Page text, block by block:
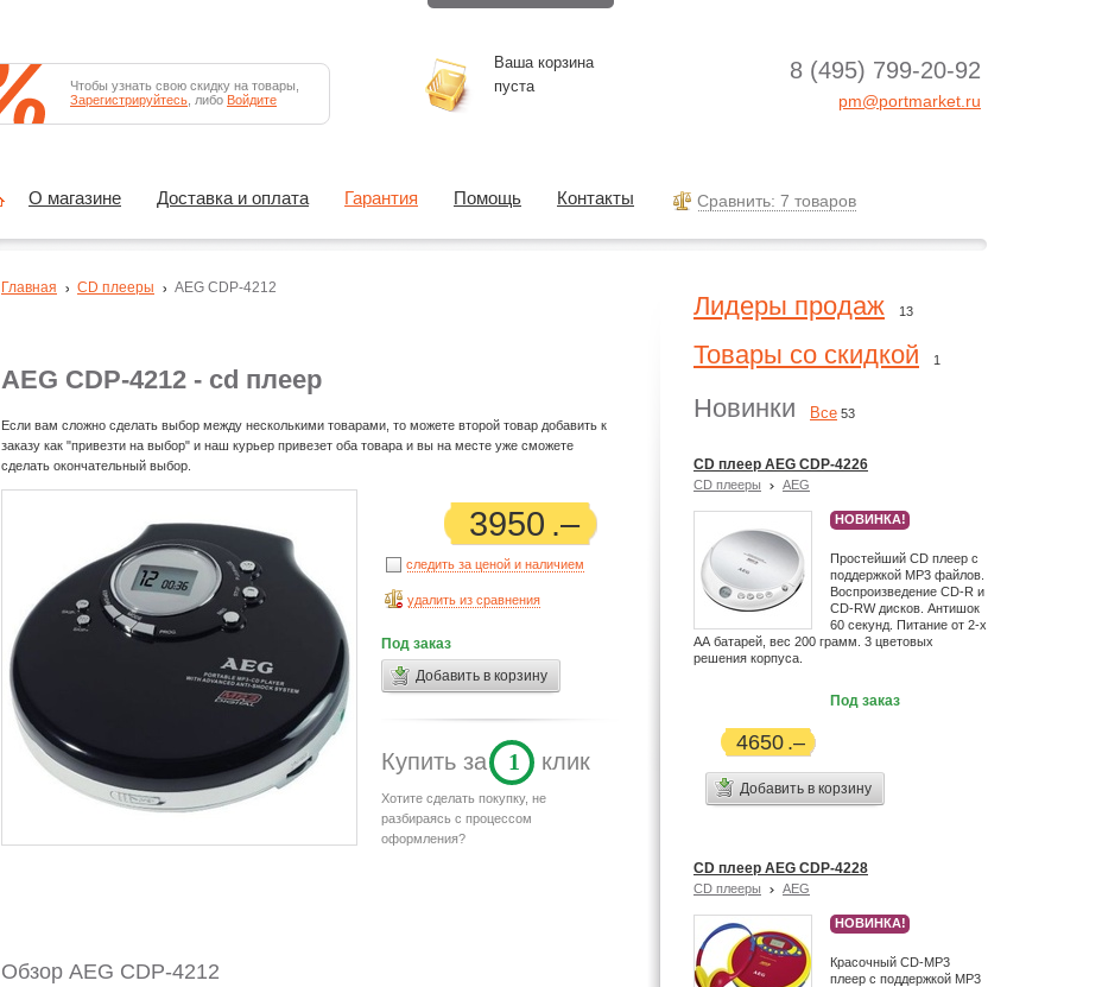
AEG CDP-4212 - cd плеер
Если вам сложно сделать выбор между несколькими товарами, то можете второй товар добавить к
заказу как "привезти на выбор" и наш курьер привезет оба товара и вы на месте уже сможете
сделать окончательный выбор.
3950
следить за ценой и наличием
удалить из сравнения
Под заказ
Добавить в корзину
Купить за 1 клик
Хотите сделать покупку, не
разбираясь с процессом
оформления?
Обзор AEG CDP-4212
Главная CD плееры AEG CDP-4212
Лидеры продаж 13
Товары со скидкой 1
Новинки Все 53
CD плеер AEG CDP-4226
CD плееры AEG
НОВИНКА!
Простейший CD плеер с
поддержкой MP3 файлов.
Воспроизведение CD-R и
CD-RW дисков. Антишок
60 секунд. Питание от 2-х
АА батарей, вес 200 грамм. 3 цветовых
решения корпуса.
Под заказ
4650
Добавить в корзину
CD плеер AEG CDP-4228
CD плееры AEG
НОВИНКА!
Красочный CD-MP3
плеер с поддержкой MP3
Чтобы узнать свою скидку на товары,
Зарегистрируйтесь , либо Войдите
Ваша корзина
пуста
8 (495) 799-20-92
pm@portmarket.ru
О магазине Доставка и оплата Гарантия Помощь Контакты Cравнить: 7 товаров